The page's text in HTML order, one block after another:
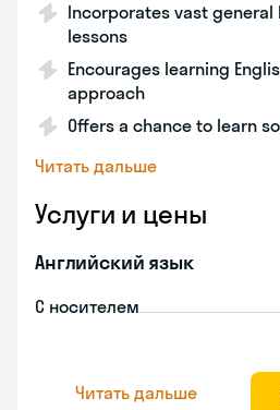
Incorporates vast
lessons
Encourages learning
approach
Offers a chance to learn
Читать дальше
Услуги и цены
Английский язык
С носителем
Читать дальше